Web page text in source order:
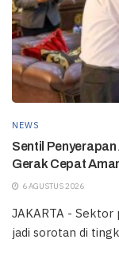
NEWS
Sentil
Gerak Cepat
6 AGUSTUS 2026
JAKARTA - Sektor
jadi sorotan di